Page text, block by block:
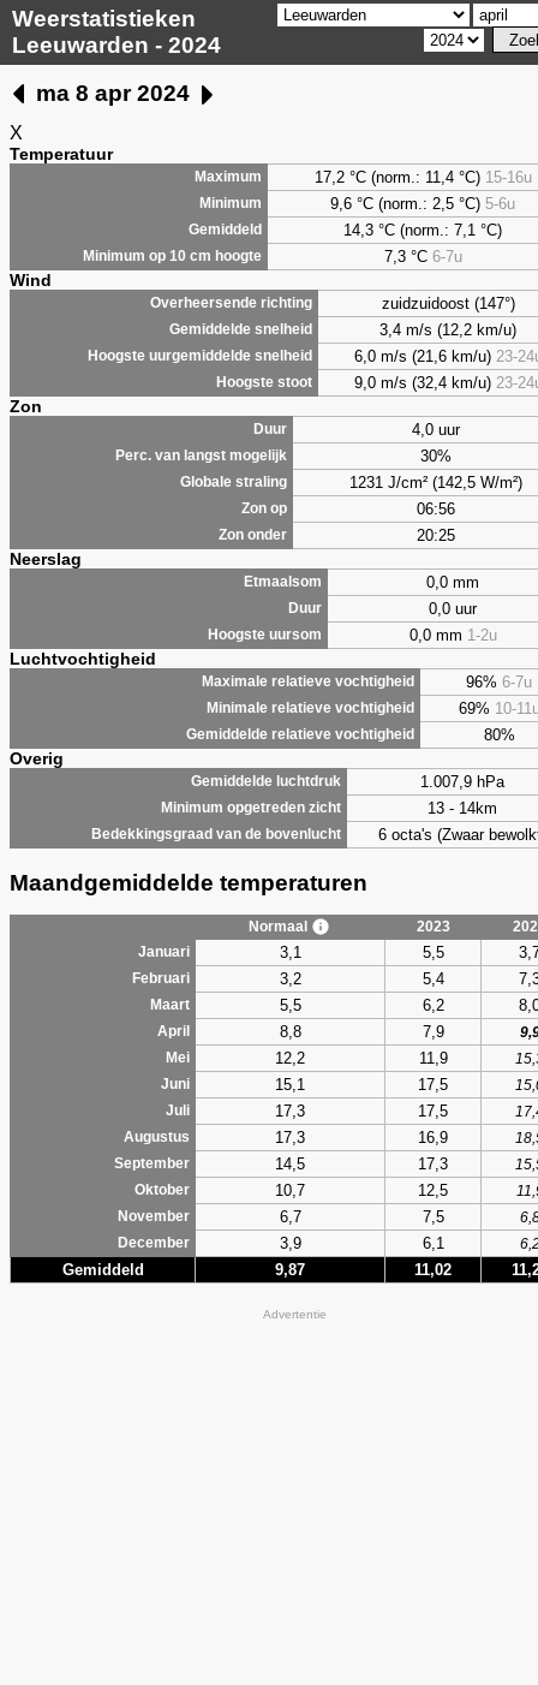
Weerstatistieken
Leeuwarden - 2024
ma 8 apr 2024
X
Temperatuur
Maximum 17,2 °C (norm.: 11,4 °C) 15-16u
Minimum 9,6 °C (norm.: 2,5 °C) 5-6u
Gemiddeld 14,3 °C (norm.: 7,1 °C)
Minimum op 10 cm hoogte 7,3°C 6-7u
Wind
Overheersende richting zuidzuidoost (147°)
Gemiddelde snelheid 3,4 m/s (12,2 km/u)
Hoogste uurgemiddelde snelheid 6,0 m/s (21,6 km/u) 23-
Hoogste stoot 9,0 m/s (32,4 km/u) 23-
Zon
Duur 4,0 uur
Perc. van langst mogelijk 30%
Globale straling 1231 J/cm² (142,5 W/m²)
Zon op 06:56
Zon onder 20:25
Neerslag
Etmaalsom 0,0 mm
Duur 0,0 uur
Hoogste uursom 0,0 mm 1-2u
Luchtvochtigheid
Maximale relatieve vochtigheid 96% 6-7u
Minimale relatieve vochtigheid 69% 10-
Gemiddelde relatieve vochtigheid 80%
Overig
Gemiddelde luchtdruk 1.007,9 hPa
Minimum opgetreden zicht 13 - 14km
Bedekkingsgraad van de bovenlucht 6 octa's (Zwaar
Maandgemiddelde temperaturen
Normaal 2023
Januari
3,1 5,5
Februari 3,2 5,4
Maart 5,5 6,2
April 8,8 7,9
Mei
12,2 11,9
Juni
15,1 17,5
Juli
17,3 17,5
Augustus
17,3 16,9
September
14,5 17,3
Oktober
10,7 12,5
November
6,7 7,5
December
3,9 6,1
Gemiddeld 9,87 11,02
Advertentie